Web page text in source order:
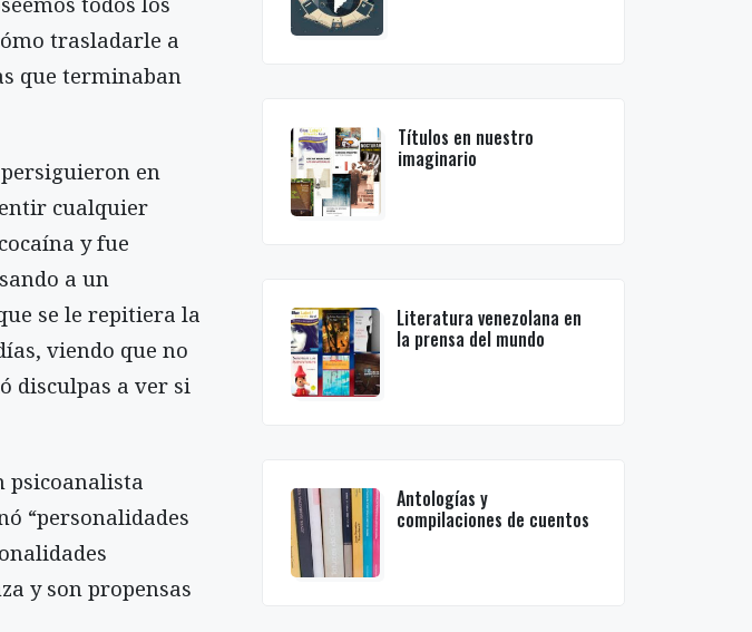
trasladarle a
que terminaban
en
cualquier
y fue
a un
se le repitiera la
viendo que no
disculpas a ver si
psicoanalista
“personalidades
y son propensas
Títulos en nuestro
imaginario
Literatura venezolana en
la prensa del mundo
Antologías y
compilaciones de cuentos